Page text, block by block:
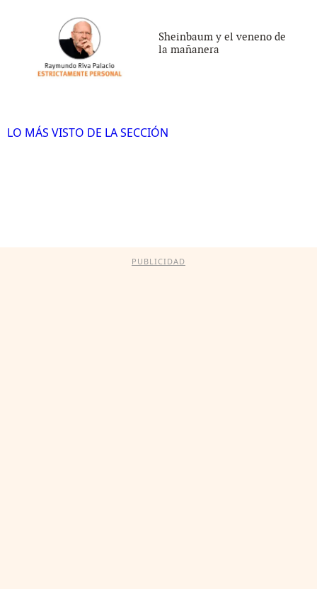
Sheinbaum y el veneno de
la mañanera
LO MÁS VISTO DE LA SECCIÓN
PUBLICIDAD